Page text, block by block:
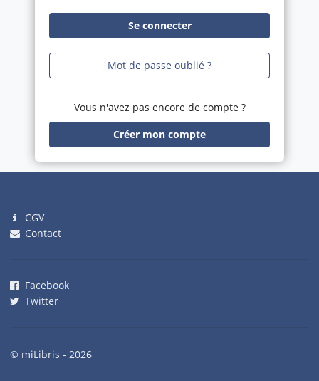
Se connecter
Mot de passe oublié ?
Vous n'avez pas encore de compte ?
Créer mon compte
CGV
Contact
Facebook
Twitter
© miLibris - 2026